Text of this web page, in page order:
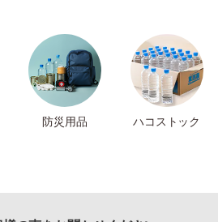
防災用品 ハコストック